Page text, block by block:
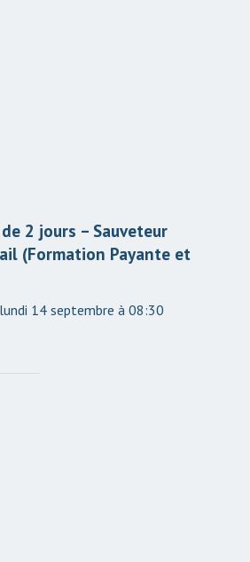
2 jours – Sauveteur
(Formation Payante et
14 septembre à 08:30